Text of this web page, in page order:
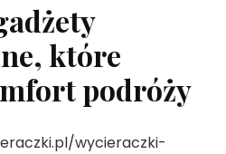
które
podróży
wycieraczki-